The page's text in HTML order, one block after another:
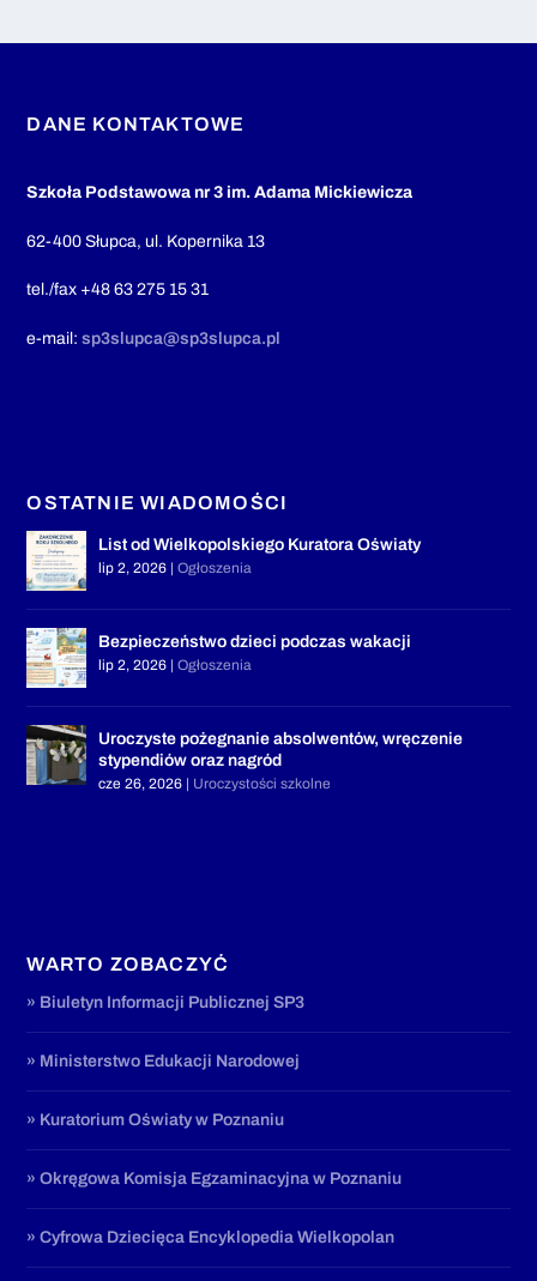
DANE KONTAKTOWE
Szkoła Podstawowa nr 3 im. Adama Mickiewicza
62-400 Słupca, ul. Kopernika 13
tel./fax +48 63 275 15 31
e-mail:sp3slupca@sp3slupca.pl
OSTATNIE WIADOMOŚCI
List od Wielkopolskiego Kuratora Oświaty
lip 2, 2026 |Ogłoszenia
Bezpieczeństwo dzieci podczas wakacji
lip 2, 2026 |Ogłoszenia
Uroczyste pożegnanie absolwentów, wręczenie
stypendiów oraz nagród
cze 26, 2026 | Uroczystości szkolne
WARTO ZOBACZYĆ
» Biuletyn Informacji Publicznej SP3
» Ministerstwo Edukacji Narodowej
» Kuratorium Oświaty w Poznaniu
» Okręgowa Komisja Egzaminacyjna w Poznaniu
» Cyfrowa Dziecięca Encyklopedia Wielkopolan